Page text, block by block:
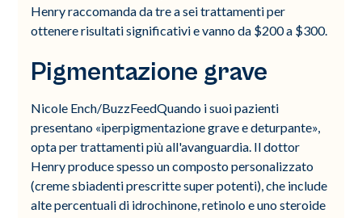
Henry raccomanda da tre a sei trattamenti per
ottenere risultati significativi e vanno da $200 a $300.
Pigmentazione grave
Nicole Ench/BuzzFeedQuando i suoi pazienti
presentano «iperpigmentazione grave e deturpante»,
opta per trattamenti più all'avanguardia. Il dottor
Henry produce spesso un composto personalizzato
(creme sbiadenti prescritte super potenti), che include
alte percentuali di idrochinone, retinolo e uno steroide